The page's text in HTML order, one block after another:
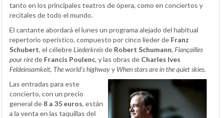
tanto en los principales teatros de ópera, como en conciertos y
recitales de todo el mundo.
El cantante abordará el lunes un programa alejado del habitual
repertorio operístico, compuesto por cinco lieder de Franz
Schubert, el célebreLiederkreisde Robert Schumann, Fiançailles
pour rirede Francis Poulenc, y las obras de Charles Ives
Feldeinsamkeit, The world’s highwayy When stars are in the quiet skies.
Las entradas para este
concierto, con un precio
general de 8 a 35 euros, están
a la venta en las taquillas del